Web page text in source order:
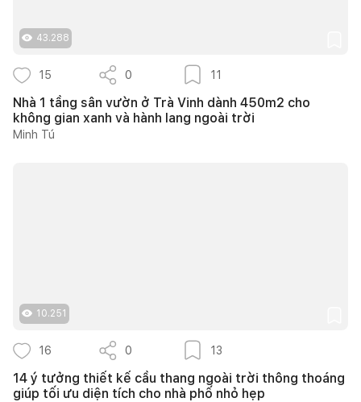
43.288
15 0 11
Nhà 1 tầng sân vườn ở Trà Vinh dành 450m2 cho
không gian xanh và hành lang ngoài trời
Minh Tú
10.251
16 0 13
14 ý tưởng thiết kế cầu thang ngoài trời thông thoáng
giúp tối ưu diện tích cho nhà phố nhỏ hẹp